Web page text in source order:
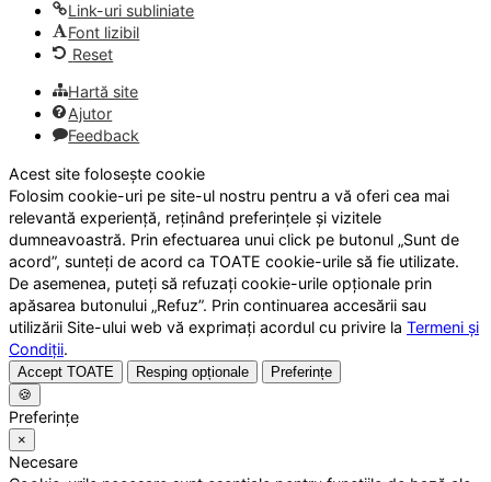
Link-uri subliniate
Font lizibil
Reset
Hartă site
Ajutor
Feedback
Acest site folosește cookie
Folosim cookie-uri pe site-ul nostru pentru a vă oferi cea mai
relevantă experiență, reținând preferințele și vizitele
dumneavoastră. Prin efectuarea unui click pe butonul „Sunt de
acord”, sunteți de acord ca TOATE cookie-urile să fie utilizate.
De asemenea, puteți să refuzați cookie-urile opționale prin
apăsarea butonului „Refuz”. Prin continuarea accesării sau
utilizării Site-ului web vă exprimați acordul cu privire la Termeni și
Condiții.
Accept TOATE Resping opționale
Preferințe
🍪
Preferințe
×
Necesare